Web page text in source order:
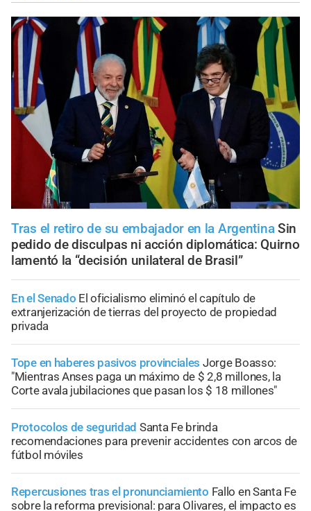
Tras el retiro de su embajador en la Argentina Sin
pedido de disculpas ni acción diplomática: Quirno
lamentó la “decisión unilateral de Brasil”
En el Senado El oficialismo eliminó el capítulo de
extranjerización de tierras del proyecto de propiedad
privada
Tope en haberes pasivos provinciales Jorge Boasso:
"Mientras Anses paga un máximo de $ 2,8 millones, la
Corte avala jubilaciones que pasan los $ 18 millones"
Protocolos de seguridad Santa Fe brinda
recomendaciones para prevenir accidentes con arcos de
fútbol móviles
Repercusiones tras el pronunciamiento Fallo en Santa Fe
sobre la reforma previsional: para Olivares, el impacto es